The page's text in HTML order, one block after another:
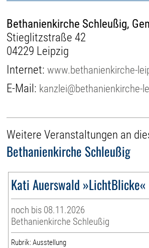
Bethanienkirche Schleußig,
Stieglitzstraße 42
04229 Leipzig
Internet:www.bethanienkirche-
E-Mail: kanzlei@bethanienkirche-
Weitere Veranstaltungen an
Bethanienkirche Schleußig
Kati Auerswald »LichtBlicke«
noch bis 08.11.2026
Bethanienkirche Schleußig
Rubrik: Ausstellung